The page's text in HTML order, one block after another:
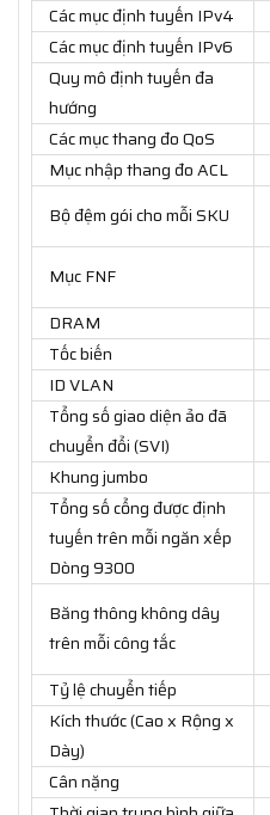
Các mục định tuyến IPv4
Các mục định tuyến IPv6
Quy mô định tuyến đa
hướng
Các mục thang đo QoS
Mục nhập thang đo ACL
Bộ đệm gói cho mỗi SKU
Mục FNF
DRAM
Tốc biến
ID VLAN
Tổng số giao diện ảo đã
chuyển đổi (SVI)
Khung jumbo
Tổng số cổng được định
tuyến trên mỗi ngăn xếp
Dòng 9300
Băng thông không dây
trên mỗi công tắc
Tỷ lệ chuyển tiếp
Kích thước (Cao x Rộng x
Dày)
Cân nặng